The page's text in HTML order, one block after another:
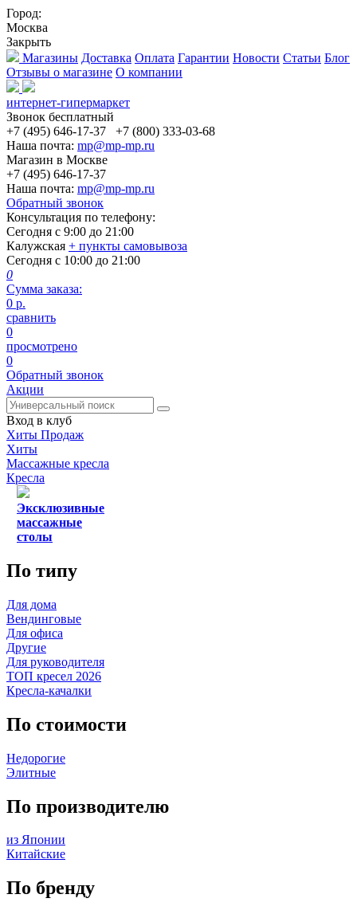
Город:
Москва
Закрыть
Магазины Доставка Оплата Гарантии Новости Статьи Блог
Отзывы о магазине О компании
интернет-гипермаркет
Звонок бесплатный
+7 (495) 646-17-37
+7 (800) 333-03-68
Наша почта: mp@mp-mp.ru
Магазин в Москве
+7 (495) 646-17-37
Наша почта: mp@mp-mp.ru
Обратный звонок
Консультация по телефону:
Сегодня с 9:00 до 21:00
Калужская + пункты самовывоза
Сегодня с 10:00 до 21:00
0
Сумма заказа:
0 р.
сравнить
0
просмотрено
0
Обратный звонок
Акции
Вход в клуб
Хиты Продаж
Хиты
Массажные кресла
Кресла
Эксклюзивные
массажные
столы
По типу
Для дома
Вендинговые
Для офиса
Другие
Для руководителя
ТОП кресел 2026
Кресла-качалки
По стоимости
Недорогие
Элитные
По производителю
из Японии
Китайские
По бренду